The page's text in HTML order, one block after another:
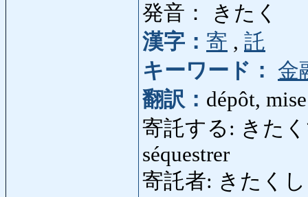
発音： きたく
漢字： 寄 , 託
キーワード： 金
翻訳： dépôt,
寄託する: きたく
séquestrer
寄託者: きたく